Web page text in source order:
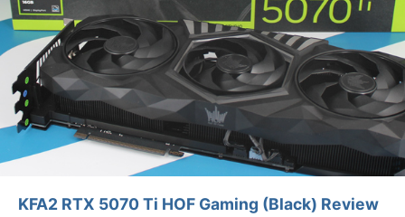
KFA2 RTX 5070 Ti HOF Gaming (Black) Review